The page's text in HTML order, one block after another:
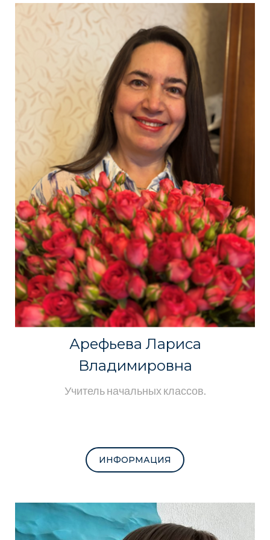
Арефьева Лариса
Владимировна
Учитель начальных классов.
ИНФОРМАЦИЯ